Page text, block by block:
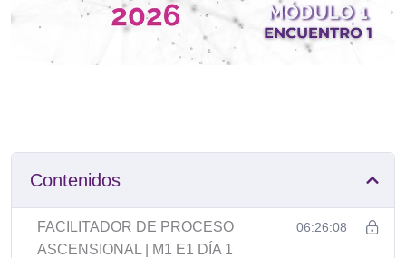
Contenidos
FACILITADOR DE PROCESO
ASCENSIONAL | M1 E1 DÍA 1
06:26:08